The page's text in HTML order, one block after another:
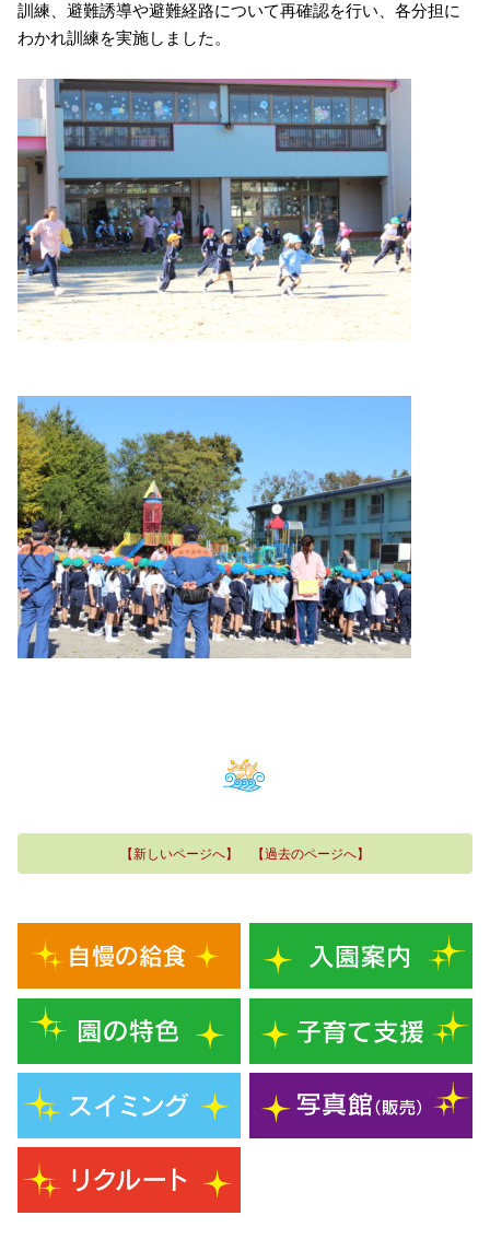
入園案内
未就園児教室
課外授業
訓練、避難誘導や避難経路について再確認を行い、各分担に
わかれ訓練を実施しました。
【新しいページへ】 【過去のページへ】